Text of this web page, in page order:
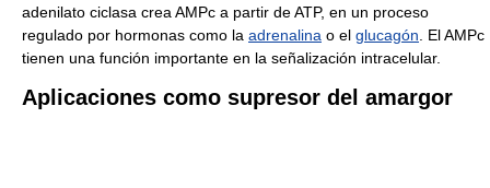
adenilato ciclasa crea AMPc a partir de ATP, en un proceso
regulado por hormonas como la adrenalina o el glucagón. El AMPc
tienen una función importante en la señalización intracelular.
Aplicaciones como supresor del amargor